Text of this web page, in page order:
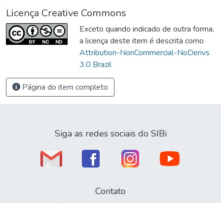
Licença Creative Commons
Exceto quando indicado de outra forma,
a licença deste item é descrita como
Attribution-NonCommercial-NoDerivs
3.0 Brazil
Página do item completo
Siga as redes sociais do SIBi
Contato